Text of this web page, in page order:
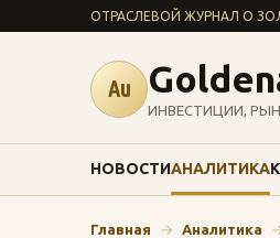
ОТРАСЛЕВОЙ ЖУРНАЛ О
Au
ИНВЕСТИЦИИ,
НОВОСТИАНАЛИТИКА
Главная → Аналитика